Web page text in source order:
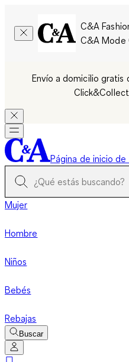
C&A
C&A Mode
Envío a domicilio
Página de inicio
Mujer
Hombre
Niños
Bebés
Rebajas
Buscar